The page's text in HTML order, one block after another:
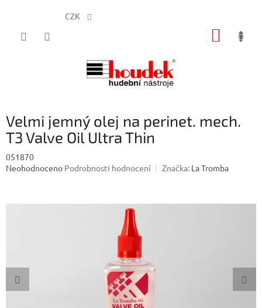
CZK
Velmi jemný olej na perinet. mech.
T3 Valve Oil Ultra Thin
051870
Průměrné
Neohodnoceno Podrobnosti hodnocení Značka: La Tromba